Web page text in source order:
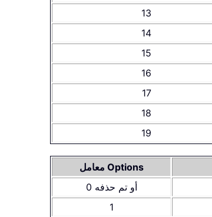
13
14
15
16
17
18
19
معامل Options
0 أو تم حذفه
1